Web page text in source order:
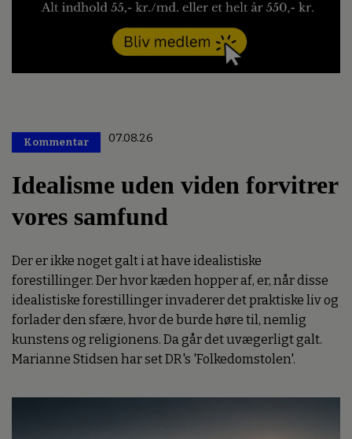
Kommentar 07.08.26
Idealisme uden viden forvitrer
vores samfund
Der er ikke noget galt i at have idealistiske
forestillinger. Der hvor kæden hopper af, er, når disse
idealistiske forestillinger invaderer det praktiske liv og
forlader den sfære, hvor de burde høre til, nemlig
kunstens og religionens. Da går det uvægerligt galt.
Marianne Stidsen har set DR's 'Folkedomstolen'.